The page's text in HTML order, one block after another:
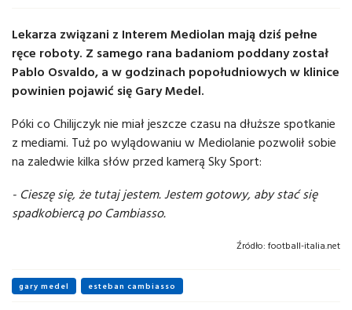
Lekarza związani z Interem Mediolan mają dziś pełne
ręce roboty. Z samego rana badaniom poddany został
Pablo Osvaldo, a w godzinach popołudniowych w klinice
powinien pojawić się Gary Medel.
Póki co Chilijczyk nie miał jeszcze czasu na dłuższe spotkanie
z mediami. Tuż po wylądowaniu w Mediolanie pozwolił sobie
na zaledwie kilka słów przed kamerą Sky Sport:
- Cieszę się, że tutaj jestem. Jestem gotowy, aby stać się
spadkobiercą po Cambiasso.
Źródło: football-italia.net
gary medel esteban cambiasso